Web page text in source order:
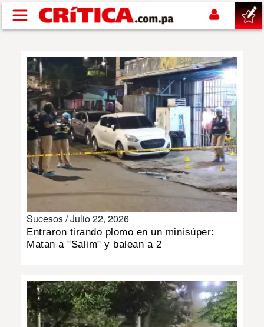
Pasar al contenido principal
SUCESOS
NACIONAL
POLÍTICA
DEPORTES
INSÓLITAS
MULTIMEDIA
Sucesos /Julio 22, 2026
Entraron tirando plomo en un minisúper:
Matan a "Salim" y balean a 2